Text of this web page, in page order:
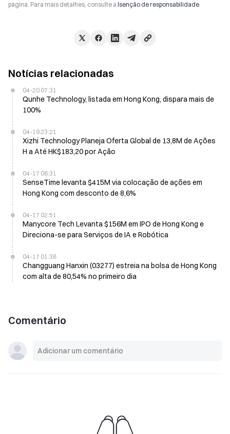
página. Para mais detalhes, consulte a Isenção de responsabilidade.
Notícias relacionadas
04-20 07:31
Qunhe Technology, listada em Hong Kong, dispara mais de
100%
04-19 23:21
Xizhi Technology Planeja Oferta Global de 13,8M de Ações
H a Até HK$183,20 por Ação
04-17 06:31
SenseTime levanta $415M via colocação de ações em
Hong Kong com desconto de 8,6%
04-17 02:51
Manycore Tech Levanta $156M em IPO de Hong Kong e
Direciona-se para Serviços de IA e Robótica
04-17 01:38
Changguang Hanxin (03277) estreia na bolsa de Hong Kong
com alta de 80,54% no primeiro dia
Comentário